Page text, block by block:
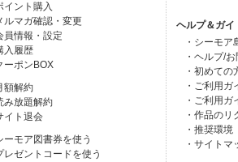
イント購入
ルマガ確認・変更
員情報・設定
入履歴
ーポンBOX
額解約
み放題解約
イト退会
ーモア図書券を使う
レゼントコードを使う
ヘルプ＆ガイ
・シーモア
・ヘルプ/
・初めての
・ご利用ガ
・ご利用ガ
・作品のリ
・推奨環境
・サイトマ